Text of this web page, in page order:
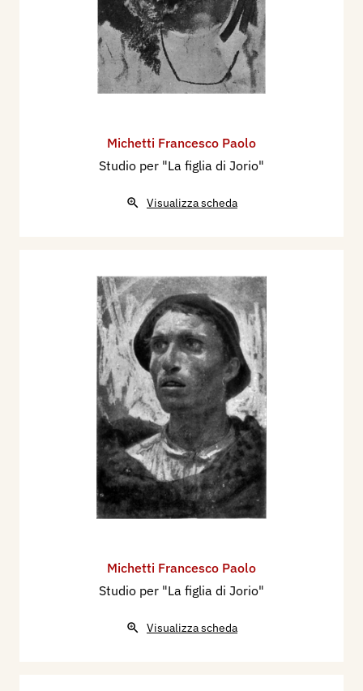
Michetti Francesco Paolo
Studio per "La figlia di Jorio"
Visualizza scheda
Michetti Francesco Paolo
Studio per "La figlia di Jorio"
Visualizza scheda